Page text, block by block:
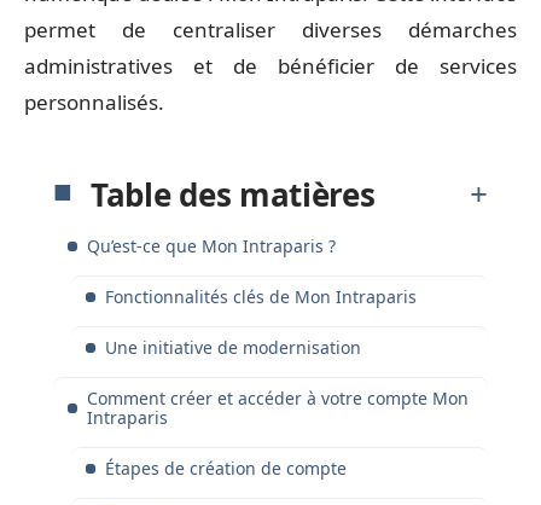
permet de centraliser diverses démarches
administratives et de bénéficier de services
personnalisés.
Table des matières
Qu’est-ce que Mon Intraparis ?
Fonctionnalités clés de Mon Intraparis
Une initiative de modernisation
Comment créer et accéder à votre compte Mon
Intraparis
Étapes de création de compte